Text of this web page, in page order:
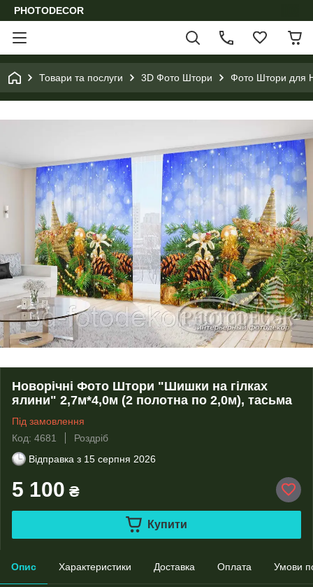
PHOTODECOR
Товари та послуги 3D Фото Штори Фото Штори для
Новорічні Фото Штори "Шишки на гілках
ялини" 2,7м*4,0м (2 полотна по 2,0м), тасьма
Під замовлення
Код: 4681
Роздріб
Відправка з 15 серпня 2026
5 100 ₴
Купити
Опис Характеристики Доставка Оплата Умови